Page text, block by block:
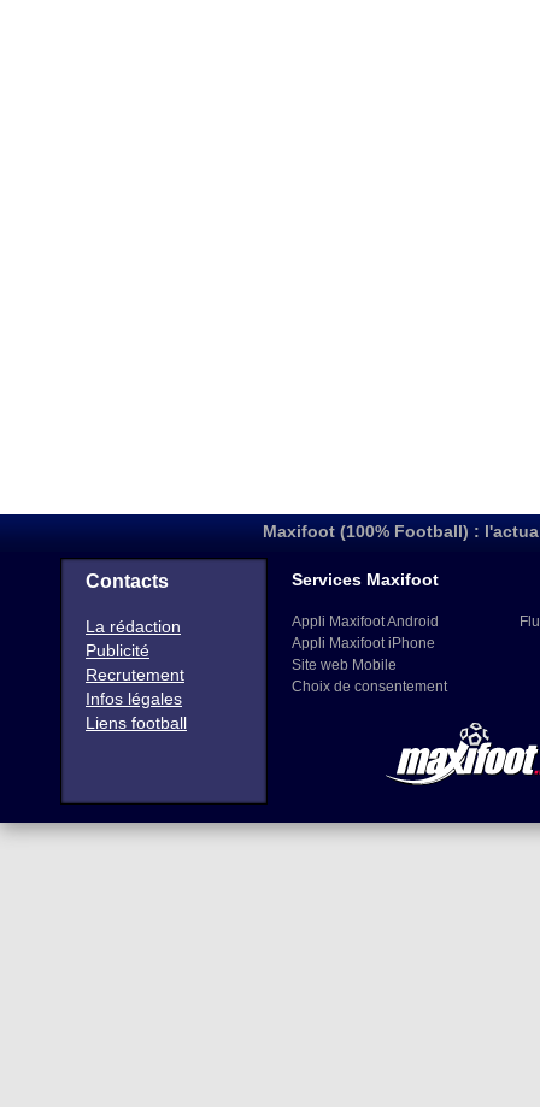
Maxifoot (100% Football) :
Contacts
La rédaction
Publicité
Recrutement
Infos légales
Liens football
Services Maxifoot
Appli Maxifoot Android
Appli Maxifoot iPhone
Site web Mobile
Choix de consentement